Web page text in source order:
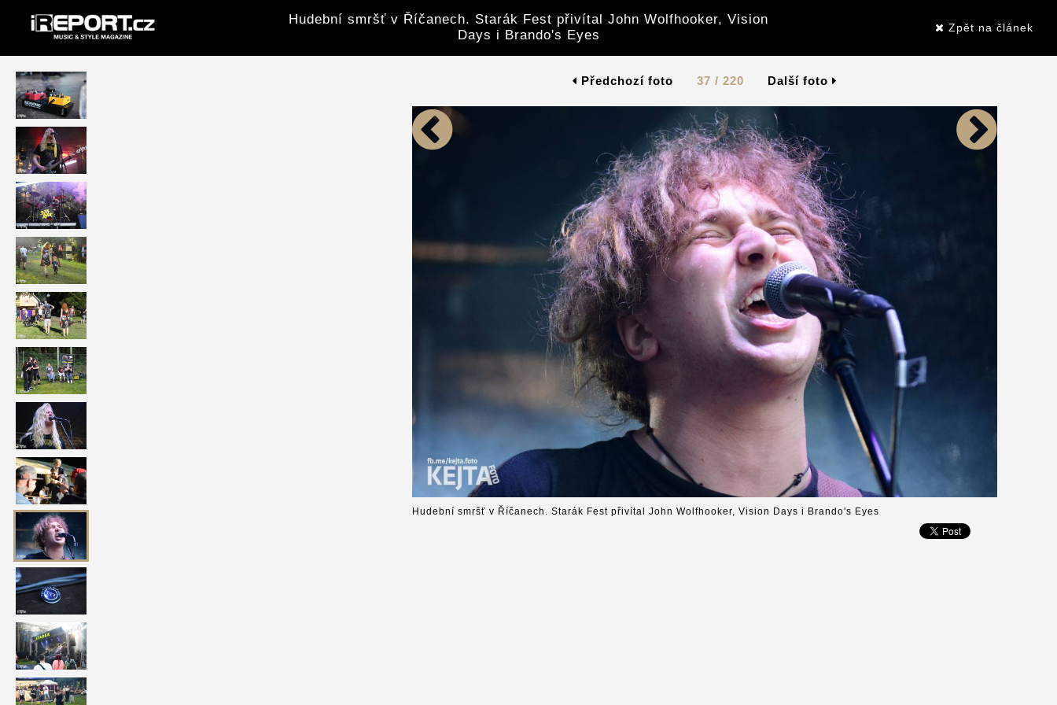
Hudební smršť v Říčanech. Starák Fest přivítal John Wolfhooker, Vision
Days i Brando's Eyes
Zpět na článek
Předchozí foto 37 / 220 Další foto
Hudební smršť v Říčanech. Starák Fest přivítal John Wolfhooker, Vision Days i Brando's Eyes